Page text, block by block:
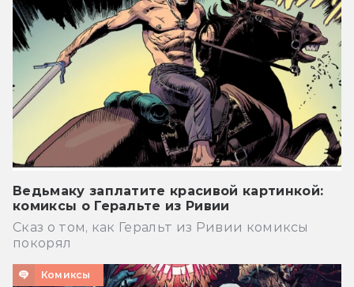
Ведьмаку заплатите красивой картинкой:
комиксы о Геральте из Ривии
Сказ о том, как Геральт из Ривии комиксы
покорял
Комиксы